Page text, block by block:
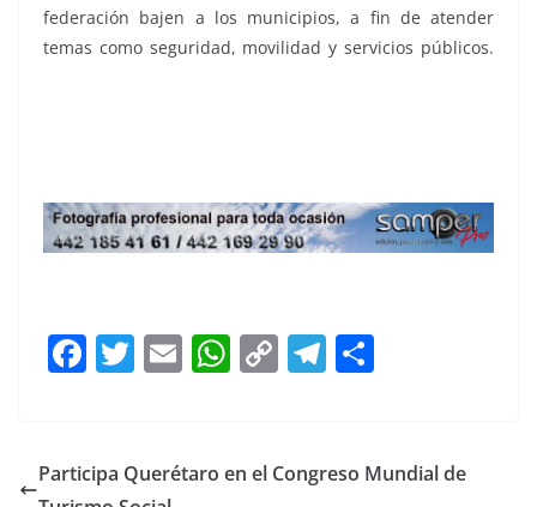
federación bajen a los municipios, a fin de atender
temas como seguridad, movilidad y servicios públicos.
F
e
T
er
E
l
W
s
C
y
T
gr e
Participa Querétaro en el Congreso Mundial de